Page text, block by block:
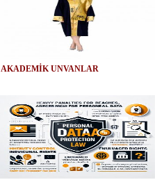
AKADEMİK UNVANLAR